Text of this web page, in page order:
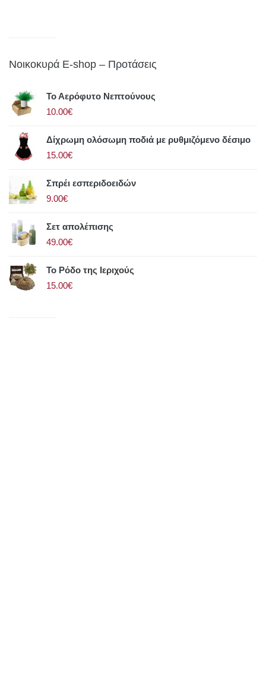
Νοικοκυρά E-shop – Προτάσεις
Το Αερόφυτο Νεπτούνους
10.00€
Δίχρωμη ολόσωμη ποδιά με ρυθμιζόμενο δέσιμο
15.00€
Σπρέι εσπεριδοειδών
9.00€
Σετ απολέπισης
49.00€
Το Ρόδο της Ιεριχούς
15.00€